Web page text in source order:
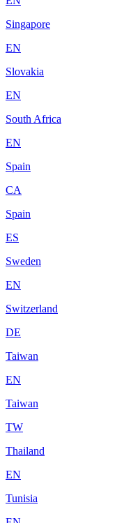
Singapore
EN
Slovakia
EN
South Africa
EN
Spain
CA
Spain
ES
Sweden
EN
Switzerland
DE
Taiwan
EN
Taiwan
TW
Thailand
EN
Tunisia